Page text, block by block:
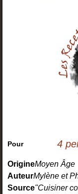
Pour 4
OrigineMoyen Âge
AuteurMylène et
Source"Cuisiner